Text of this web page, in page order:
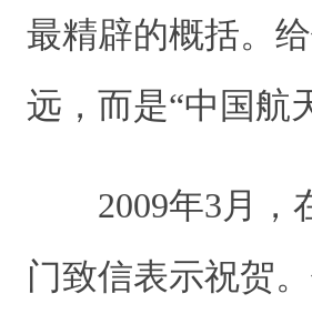
最精辟的概括。
远，而是“中国航
2009年3月，
门致信表示祝贺